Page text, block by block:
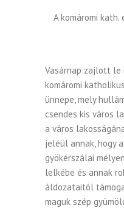
A komáromi
Vasárnap zajlott le
komáromi
ünnepe, mely
csendes kis város
a város
jeléül annak, hogy
gyökérszálai
lelkébe és annak
áldozataitól
maguk szép